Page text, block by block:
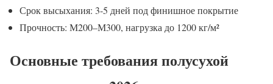
Срок высыхания: 3-5 дней под финишное покрытие
Прочность: М200–М300, нагрузка до 1200 кг/м²
Основные требования полусухой